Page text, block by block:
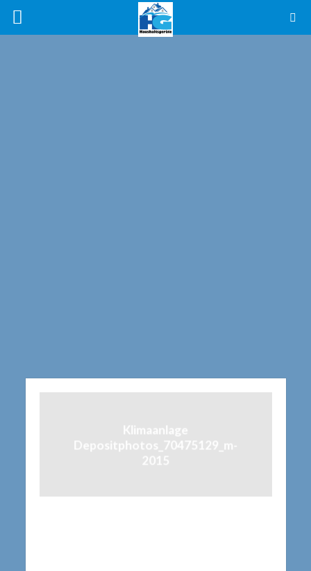
Klimaanlage
Depositphotos_70475129_m-
2015